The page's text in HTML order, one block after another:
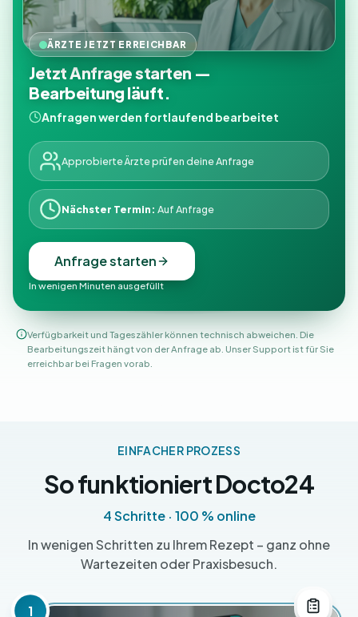
ÄRZTE JETZT ERREICHBAR
Jetzt Anfrage starten —
Bearbeitung läuft.
Anfragen werden fortlaufend bearbeitet
Approbierte Ärzte prüfen deine Anfrage
Nächster Termin: Auf Anfrage
Anfrage starten
In wenigen Minuten ausgefüllt
Verfügbarkeit und Tageszähler können technisch abweichen. Die
Bearbeitungszeit hängt von der Anfrage ab. Unser Support ist für Sie
erreichbar bei Fragen vorab.
EINFACHER PROZESS
So funktioniert Docto24
4 Schritte · 100 % online
In wenigen Schritten zu Ihrem Rezept – ganz ohne
Wartezeiten oder Praxisbesuch.
1